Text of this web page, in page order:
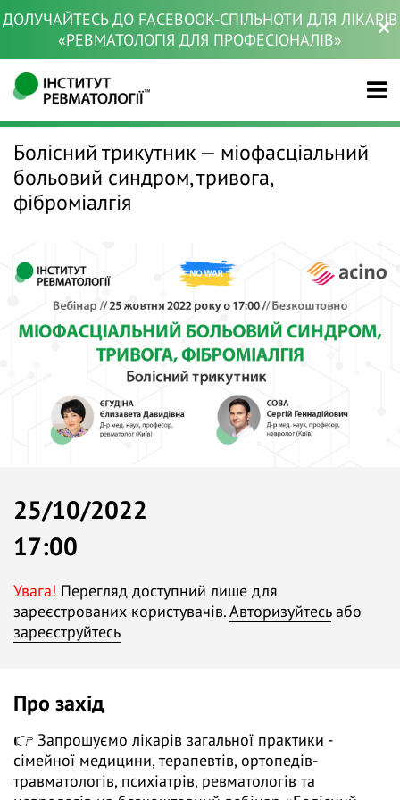
ДОЛУЧАЙТЕСЬ ДО FACEBOOK-СПІЛЬНОТИ ДЛЯ ЛІКАРІВ
«РЕВМАТОЛОГІЯ ДЛЯ ПРОФЕСІОНАЛІВ»
Болісний трикутник — міофасціальний
больовий синдром, тривога,
фіброміалгія
25/10/2022
17:00
Увага! Перегляд доступний лише для
зареєстрованих користувачів.Авторизуйтесьабо
зареєструйтесь
Про захід
👉 Запрошуємо лікарів загальної практики -
сімейної медицини, терапевтів, ортопедів-
травматологів, психіатрів, ревматологів та